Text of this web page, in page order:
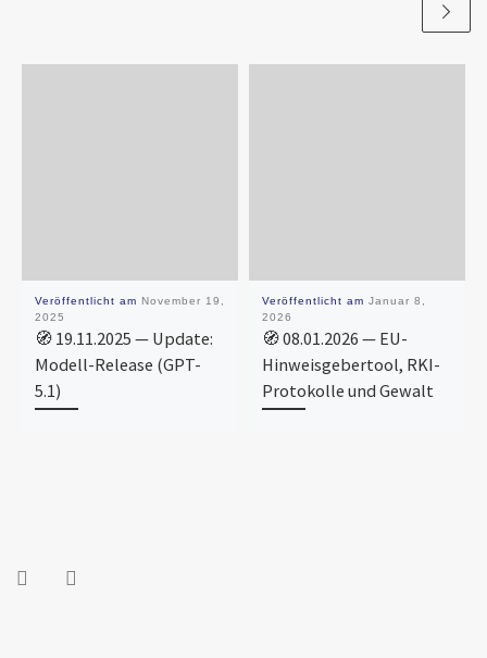
Veröffentlicht am November 19,
2025
🧭 19.11.2025 — Update:
Modell-Release (GPT-
5.1)
Veröffentlicht am Januar 8,
2026
🧭 08.01.2026 — EU-
Hinweisgebertool, RKI-
Protokolle und Gewalt